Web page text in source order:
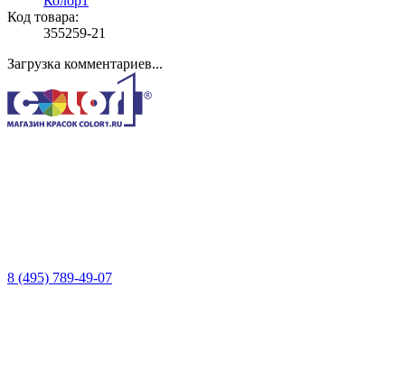
Код товара:
355259-21
Загрузка комментариев...
8 (495) 789-49-07